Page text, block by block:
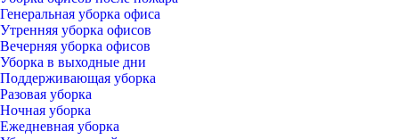
Генеральная уборка офиса
Утренняя уборка офисов
Вечерняя уборка офисов
Уборка в выходные дни
Поддерживающая уборка
Разовая уборка
Ночная уборка
Ежедневная уборка